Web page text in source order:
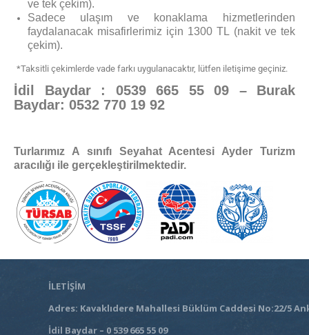
ve tek çekim).
Sadece ulaşım ve konaklama hizmetlerinden
faydalanacak misafirlerimiz için 1300 TL (nakit ve tek
çekim).
*Taksitli çekimlerde vade farkı uygulanacaktır, lütfen iletişime geçiniz.
İdil Baydar : 0539 665 55 09 – Burak
Baydar: 0532 770 19 92
Turlarımız A sınıfı Seyahat Acentesi Ayder Turizm
aracılığı ile gerçekleştirilmektedir.
İLETİŞİM
Adres: Kavaklıdere Mahallesi Büklüm Caddesi No:22/5
İdil Baydar – 0 539 665 55 09